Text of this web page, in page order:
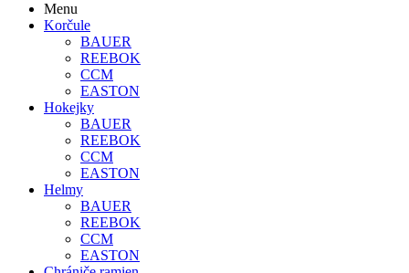
Menu
Korčule
BAUER
REEBOK
CCM
EASTON
Hokejky
BAUER
REEBOK
CCM
EASTON
Helmy
BAUER
REEBOK
CCM
EASTON